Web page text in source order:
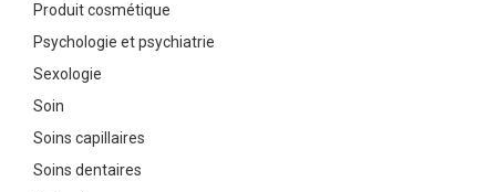
Produit cosmétique
Psychologie et psychiatrie
Sexologie
Soin
Soins capillaires
Soins dentaires